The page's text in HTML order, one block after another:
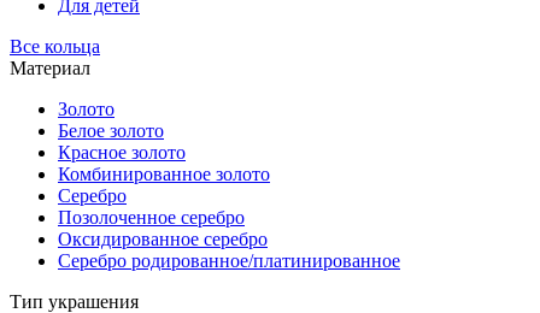
Для детей
Все кольца
Материал
Золото
Белое золото
Красное золото
Комбинированное золото
Серебро
Позолоченное серебро
Оксидированное серебро
Серебро родированное/платинированное
Тип украшения